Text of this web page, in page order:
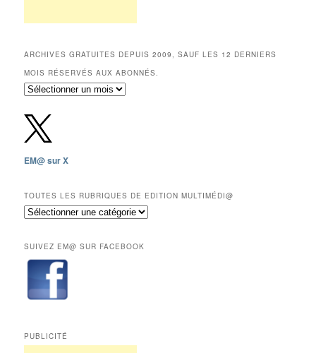
ARCHIVES GRATUITES DEPUIS 2009, SAUF LES 12 DERNIERS
MOIS RÉSERVÉS AUX ABONNÉS.
Archives
depuis
2009,
sauf
les
mois
réservés
aux
EM@ sur X
TOUTES LES RUBRIQUES DE EDITION MULTIMÉDI@
Toutes
de
Edition
Multimédi@
SUIVEZ EM@ SUR FACEBOOK
PUBLICITÉ